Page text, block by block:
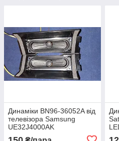
Динаміки BN96-36052A від
телевізора Samsung
UE32J4000AK